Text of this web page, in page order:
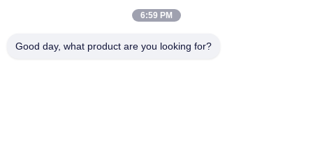
type horizontal broyeur de 23r/min 900×1800mm à boulets de
6:59 PM
Good day, what product are you looking for?